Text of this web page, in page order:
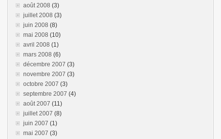
août 2008 (3)
juillet 2008 (3)
juin 2008 (8)
mai 2008 (10)
avril 2008 (1)
mars 2008 (6)
décembre 2007 (3)
novembre 2007 (3)
octobre 2007 (3)
septembre 2007 (4)
août 2007 (11)
juillet 2007 (8)
juin 2007 (1)
mai 2007 (3)